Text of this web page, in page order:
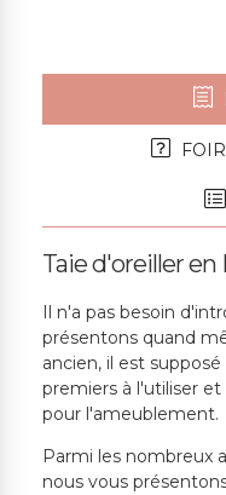
Taie d'oreiller en
Il n'a pas besoin
présentons quand
ancien, il est
premiers à l'utiliser
pour l'ameublement.
Parmi les nombreux
nous vous